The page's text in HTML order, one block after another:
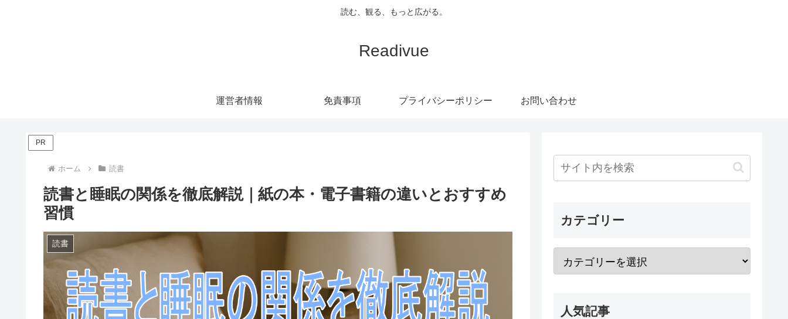
読む、観る、もっと広がる。
Readivue
運営者情報 免責事項 プライバシーポリシー お問い合わせ
PR
ホーム 読書
読書と睡眠の関係を徹底解説｜紙の本・電子書籍の違いとおすすめ
習慣
読書
カテゴリー
人気記事